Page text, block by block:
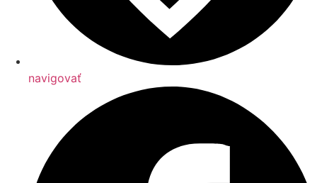
navigovať